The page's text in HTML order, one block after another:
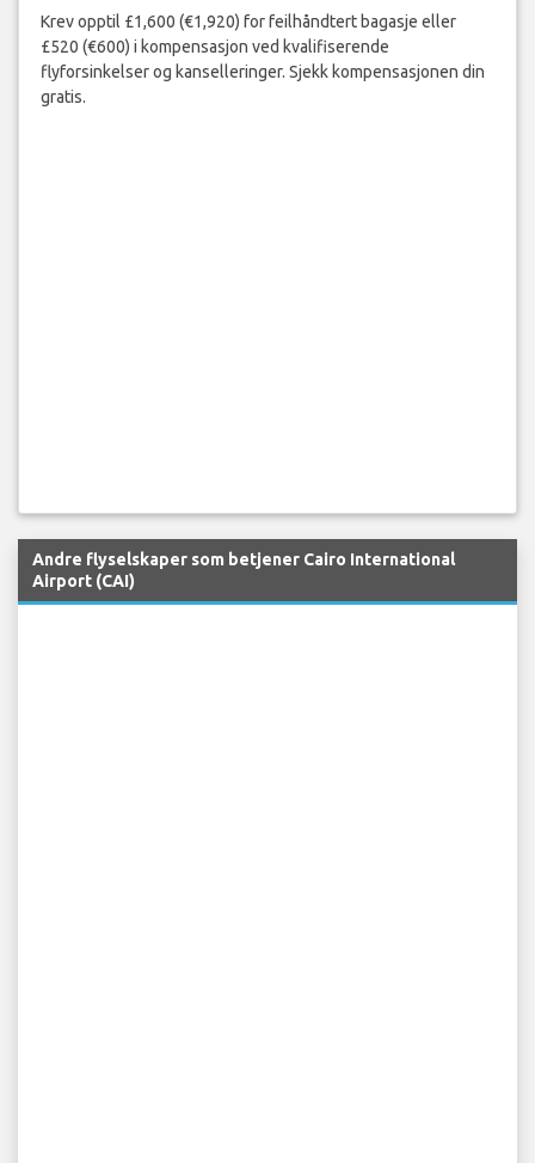
Krev opptil £1,600 (€1,920) for feilhåndtert bagasje eller
£520 (€600) i kompensasjon ved kvalifiserende
flyforsinkelser og kanselleringer. Sjekk kompensasjonen din
gratis.
Andre flyselskaper som betjener Cairo International
Airport (CAI)